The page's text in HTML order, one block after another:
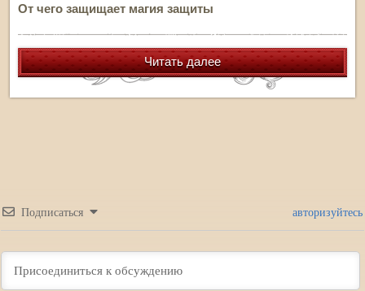
От чего защищает магия защиты
Читать далее
Подписаться авторизуйтесь